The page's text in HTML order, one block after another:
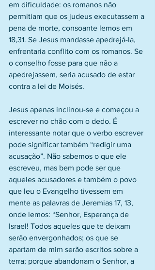
em dificuldade: os romanos não
permitiam que os judeus executassem a
pena de morte, consoante lemos em
18,31. Se Jesus mandasse apedrejá-la,
enfrentaria conflito com os romanos. Se
o conselho fosse para que não a
apedrejassem, seria acusado de estar
contra a lei de Moisés.
Jesus apenas inclinou-se e começou a
escrever no chão com o dedo. É
interessante notar que o verbo escrever
pode significar também “redigir uma
acusação”. Não sabemos o que ele
escreveu, mas bem pode ser que
aqueles acusadores e também o povo
que leu o Evangelho tivessem em
mente as palavras de Jeremias 17, 13,
onde lemos: “Senhor, Esperança de
Israel! Todos aqueles que te deixam
serão envergonhados; os que se
apartam de mim serão escritos sobre a
terra; porque abandonam o Senhor, a